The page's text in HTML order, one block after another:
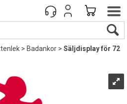
>Badankor>Säljdisplay för 72